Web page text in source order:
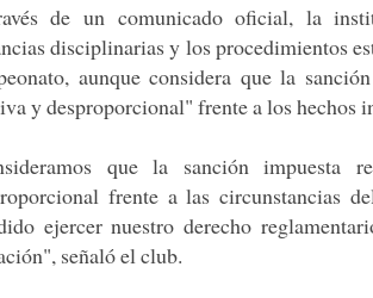
de un comunicado oficial, la
disciplinarias y los procedimientos
aunque considera que la
y desproporcional" frente a los hechos
que la sanción impuesta
frente a las circunstancias
ejercer nuestro derecho
señaló el club.